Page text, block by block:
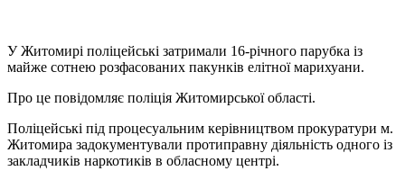
У Житомирі поліцейські затримали 16-річного парубка із
майже сотнею розфасованих пакунків елітної марихуани.
Про це повідомляє поліція Житомирської області.
Поліцейські під процесуальним керівництвом прокуратури м.
Житомира задокументували протиправну діяльність одного із
закладчиків наркотиків в обласному центрі.